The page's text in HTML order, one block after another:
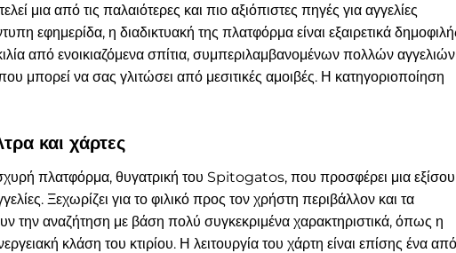
μια από τις παλαιότερες και πιο αξιόπιστες πηγές για αγγελίες
εφημερίδα, η διαδικτυακή της πλατφόρμα είναι εξαιρετικά
από ενοικιαζόμενα σπίτια, συμπεριλαμβανομένων πολλών αγγελιών
μπορεί να σας γλιτώσει από μεσιτικές αμοιβές. Η κατηγοριοποίηση
και χάρτες
πλατφόρμα, θυγατρική του Spitogatos, που προσφέρει μια εξίσου
Ξεχωρίζει για το φιλικό προς τον χρήστη περιβάλλον και τα
την αναζήτηση με βάση πολύ συγκεκριμένα χαρακτηριστικά, όπως η
κλάση του κτιρίου. Η λειτουργία του χάρτη είναι επίσης ένα από